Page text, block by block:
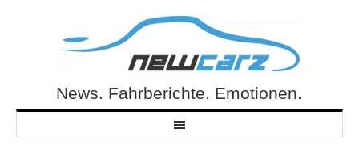
NewCarz.deNews. Fahrberichte. Emotionen.